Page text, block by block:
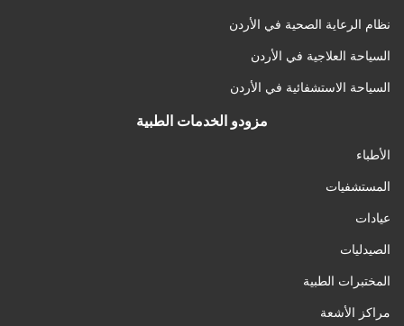
نظام الرعاية الصحية في الأردن
السياحة العلاجية في الأردن
السياحة الاستشفائية في الأردن
مزودو الخدمات الطبية
الأطباء
المستشفيات
عيادات
الصيدليات
المختبرات الطبية
مراكز الأشعة